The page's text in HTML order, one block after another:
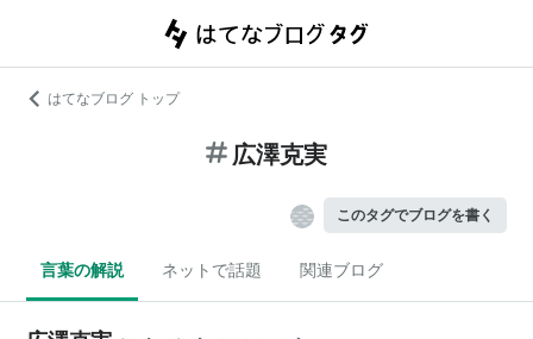
はてなブログ トップ
広澤克実
このタグでブログを書く
言葉の解説 ネットで話題 関連ブログ